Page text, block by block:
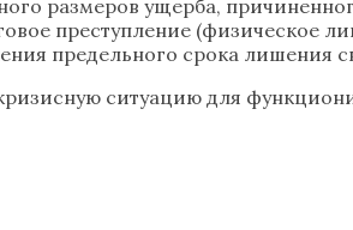
размеров ущерба,
преступление (физическое
предельного срока лишения
ситуацию для